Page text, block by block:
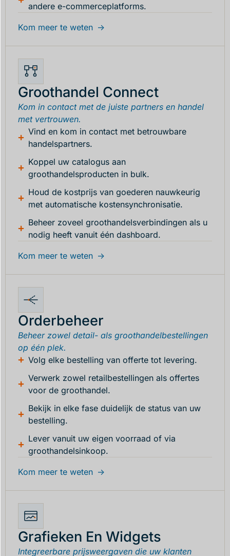
andere e-commerceplatforms.
Kom meer te weten
Groothandel Connect
Kom in contact met de juiste partners en handel
met vertrouwen.
Vind en kom in contact met betrouwbare
handelspartners.
Koppel uw catalogus aan
groothandelsproducten in bulk.
Houd de kostprijs van goederen nauwkeurig
met automatische kostensynchronisatie.
Beheer zoveel groothandelsverbindingen als u
nodig heeft vanuit één dashboard.
Kom meer te weten
Orderbeheer
Beheer zowel detail- als groothandelbestellingen
op één plek.
Volg elke bestelling van offerte tot levering.
Verwerk zowel retailbestellingen als offertes
voor de groothandel.
Bekijk in elke fase duidelijk de status van uw
bestelling.
Lever vanuit uw eigen voorraad of via
groothandelsinkoop.
Kom meer te weten
Grafieken En Widgets
Integreerbare prijsweergaven die uw klanten